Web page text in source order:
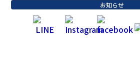
お知らせ